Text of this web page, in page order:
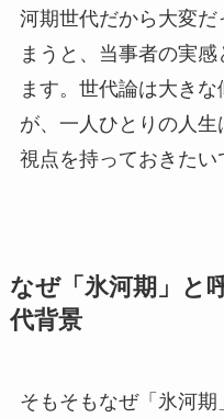
河期世代だから大変
まうと、当事者の実
ます。世代論は大き
が、一人ひとりの人
視点を持っておきたい
なぜ「氷河期」と
代背景
そもそもなぜ「氷河